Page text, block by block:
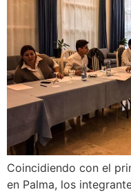
Blog und
Wie können wir
Coincidiendo con el
en Palma, los